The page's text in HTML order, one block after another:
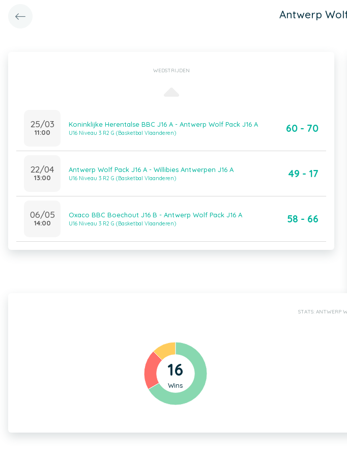
Antwerp
WEDSTRIJDEN
25/03
11:00
Koninklijke Herentalse BBC J16 A - Antwerp Wolf Pack J16 A
U16 Niveau 3 R2 G (Basketbal Vlaanderen) 60 - 70
22/04
13:00
Antwerp Wolf Pack J16 A - Willibies Antwerpen J16 A
U16 Niveau 3 R2 G (Basketbal Vlaanderen) 49 - 17
06/05
14:00
Oxaco BBC Boechout J16 B - Antwerp Wolf Pack J16 A
U16 Niveau 3 R2 G (Basketbal Vlaanderen) 58 - 66
STATS: ANTWERP
16
Wins